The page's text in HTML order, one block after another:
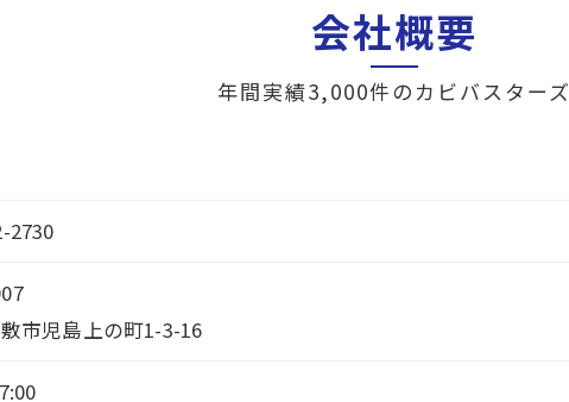
年間実績3,000件のカビバスターズ
会社概要
2730
市児島上の町1-3-16